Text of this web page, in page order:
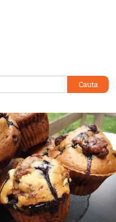
Cauta